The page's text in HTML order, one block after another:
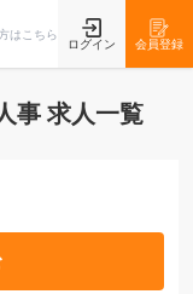
はこちら
ログイン 会員登録
事 求人一覧